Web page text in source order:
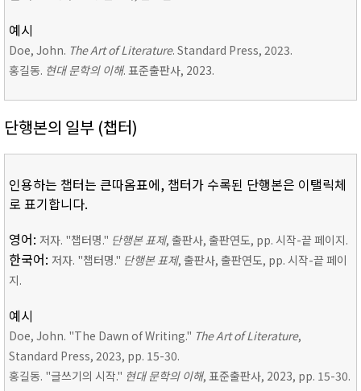
예시
Doe, John. The Art of Literature. Standard Press, 2023.
홍길동. 현대 문학의 이해. 표준출판사, 2023.
단행본의 일부 (챕터)
인용하는 챕터는 큰따옴표에, 챕터가 수록된 단행본은 이탤릭체
로 표기합니다.
영어: 저자. "챕터명." 단행본 표제, 출판사, 출판연도, pp. 시작-끝 페이지.
한국어: 저자. "챕터명." 단행본 표제, 출판사, 출판연도, pp. 시작-끝 페이
지.
예시
Doe, John. "The Dawn of Writing." The Art of Literature,
Standard Press, 2023, pp. 15-30.
홍길동. "글쓰기의 시작." 현대 문학의 이해, 표준출판사, 2023, pp. 15-30.